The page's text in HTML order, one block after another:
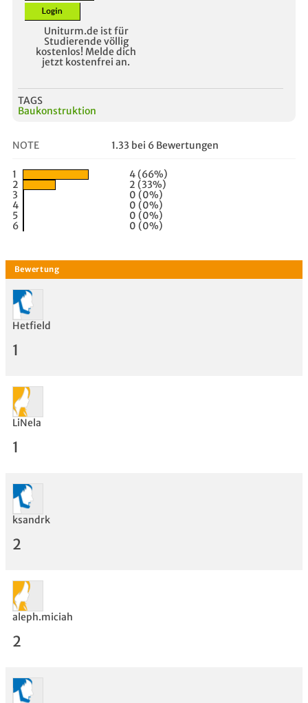
Uniturm.de ist für
Studierende völlig
kostenlos! Melde dich
jetzt kostenfrei an.
TAGS
Baukonstruktion
NOTE 1.33 bei 6 Bewertungen
1
4 (66%)
2
2 (33%)
3
0 (0%)
4
0 (0%)
5
0 (0%)
6
0 (0%)
Bewertung
Hetfield
1
LiNela
1
ksandrk
2
aleph.miciah
2